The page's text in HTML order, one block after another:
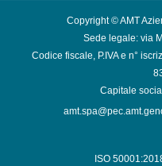
Copyright © AMT
Sede legale: via
Codice fiscale, P.IVA e n°
Capitale
ISO